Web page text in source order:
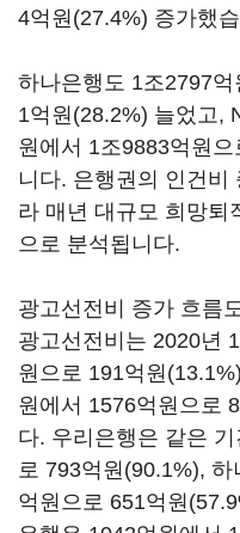
4억원(27.4%) 증가했
하나은행도 1조2797
1억원(28.2%) 늘었고,
원에서 1조9883억원
니다. 은행권의 인건비
라 매년 대규모 희망퇴
으로 분석됩니다.
광고선전비 증가 흐름
광고선전비는 2020년
원으로 191억원
원에서 1576억원으로
다. 우리은행은 같은
로 793억원(90.1%),
억원으로 651억원